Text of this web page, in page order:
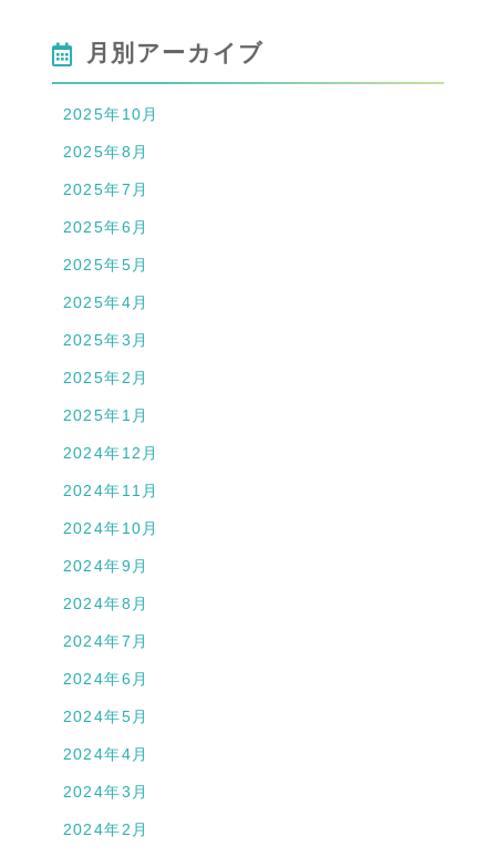
月別アーカイブ
2025年10月
2025年8月
2025年7月
2025年6月
2025年5月
2025年4月
2025年3月
2025年2月
2025年1月
2024年12月
2024年11月
2024年10月
2024年9月
2024年8月
2024年7月
2024年6月
2024年5月
2024年4月
2024年3月
2024年2月